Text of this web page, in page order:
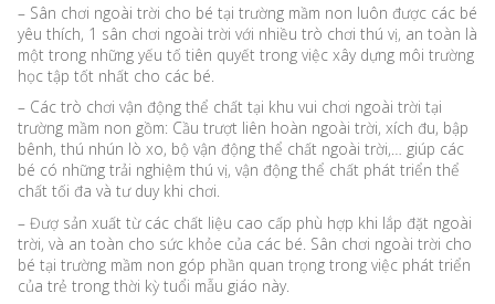
– Sân chơi ngoài trời cho bé tại trường mầm non luôn được các bé
yêu thích, 1 sân chơi ngoài trời với nhiều trò chơi thú vị, an toàn là
một trong những yếu tố tiên quyết trong việc xây dựng môi trường
học tập tốt nhất cho các bé.
– Các trò chơi vận động thể chất tại khu vui chơi ngoài trời tại
trường mầm non gồm: Cầu trượt liên hoàn ngoài trời, xích đu, bập
bênh, thú nhún lò xo, bộ vận động thể chất ngoài trời,… giúp các
bé có những trải nghiệm thú vị, vận động thể chất phát triển thể
chất tối đa và tư duy khi chơi.
– Đượ sản xuất từ các chất liệu cao cấp phù hợp khi lắp đặt ngoài
trời, và an toàn cho sức khỏe của các bé. Sân chơi ngoài trời cho
bé tại trường mầm non góp phần quan trọng trong việc phát triển
của trẻ trong thời kỳ tuổi mẫu giáo này.